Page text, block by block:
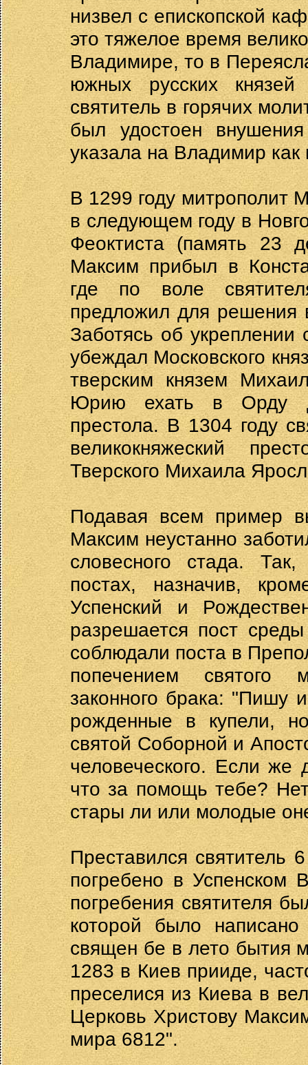
низвел с епископской
это тяжелое время
Владимире, то в
южных русских
святитель в горячих
был удостоен
указала на Владимир
В 1299 году митрополит
в следующем году в
Феоктиста (память 23
Максим прибыл в
где по воле
предложил для решения
Заботясь об
убеждал Московского
тверским князем
Юрию ехать в Орду
престола. В 1304 году
великокняжеский
Тверского Михаила
Подавая всем пример
Максим неустанно
словесного стада.
постах, назначив,
Успенский и
разрешается пост
соблюдали поста в
попечением святого
законного брака: "Пишу
рожденные в купели,
святой Соборной и
человеческого. Если же
что за помощь тебе?
стары ли или молодые
Преставился святитель
погребено в Успенском
погребения святителя
которой было
священ бе в лето бытия
1283 в Киев прииде,
преселися из Киева в
Церковь Христову
мира 6812".